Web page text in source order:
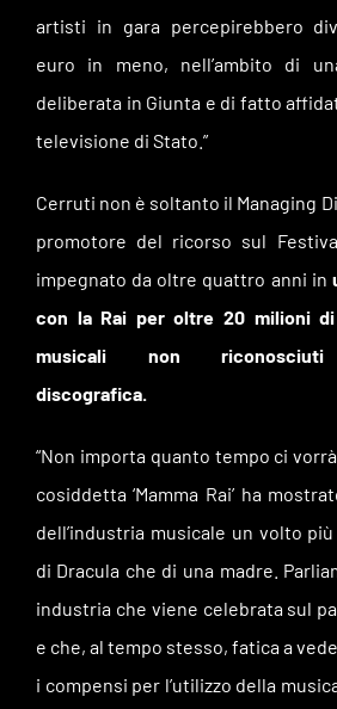
artisti in gara percepirebbero
euro in meno, nell’ambito di
deliberata in Giunta e di fatto
televisione di Stato. ”
Cerruti non è soltanto il Managing
promotore del ricorso sul
impegnato da oltre quattro anni in
con la Rai per oltre 20 milioni
musicali non riconosciuti
discografica.
“Non importa quanto tempo ci
cosiddetta ‘Mamma Rai’ ha
dell’industria musicale un volto
di Dracula che di una madre.
industria che viene celebrata sul
e che, al tempo stesso, fatica a
i compensi per l’utilizzo della